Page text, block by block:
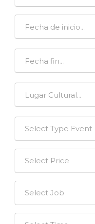
Select Type Event
Select Price
Select Job